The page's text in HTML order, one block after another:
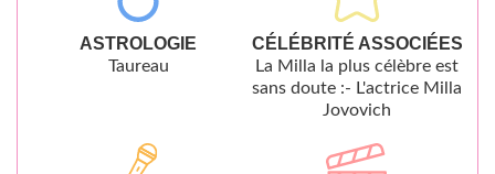
ASTROLOGIE
Taureau
CÉLÉBRITÉ ASSOCIÉES
La Milla la plus célèbre est
sans doute :- L'actrice Milla
Jovovich